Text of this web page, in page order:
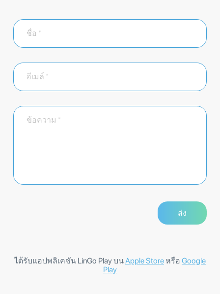
ได้รับแอปพลิเคชัน LinGo Play บนApple Store หรือ Google
Play